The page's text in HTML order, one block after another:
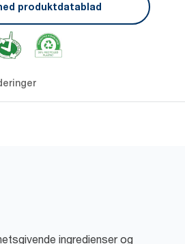
produktdatablad
ingredienser og